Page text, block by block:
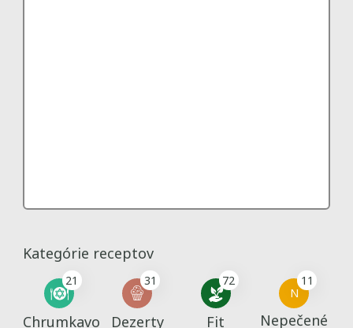
Kategórie receptov
21
Chrumkavo
31
Dezerty
72
Fit
N
11
Nepečené